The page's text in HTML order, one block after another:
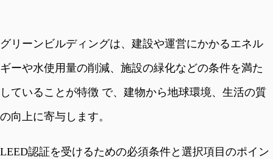
グリーンビルディングは、建設や運営にかかるエネル
ギーや水使用量の削減、施設の緑化などの条件を満た
していることが特徴 で、建物から地球環境、生活の質
の向上に寄与します。
LEED認証を受けるための必須条件と選択項目のポイン